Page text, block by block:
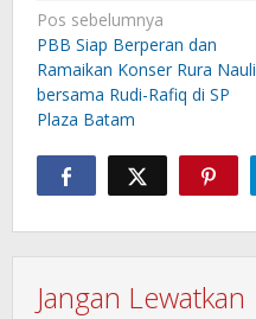
Navigasi
pos
Pos sebelumnya
PBB Siap Berperan dan
Ramaikan Konser Rura Nauli
bersama Rudi-Rafiq di SP
Plaza Batam
Jangan Lewatkan